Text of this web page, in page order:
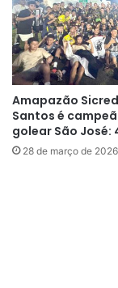
lugares”
Kawan
até 67
Amapazão
Santos é
golear São José:
28 de março de 2026